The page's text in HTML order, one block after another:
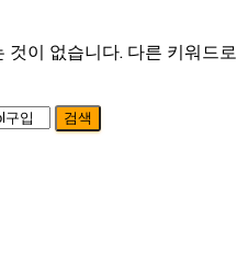
것이 없습니다. 다른 키워드로